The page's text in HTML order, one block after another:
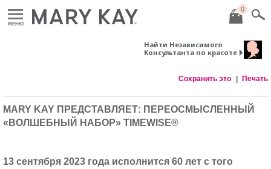
МЕНЮ
0
Найти Независимого
Консультанта по красоте
Сохранить это Печать
MARY KAY ПРЕДСТАВЛЯЕТ: ПЕРЕОСМЫСЛЕННЫЙ
«ВОЛШЕБНЫЙ НАБОР» TIMEWISE®
13 сентября 2023 года исполнится 60 лет с того